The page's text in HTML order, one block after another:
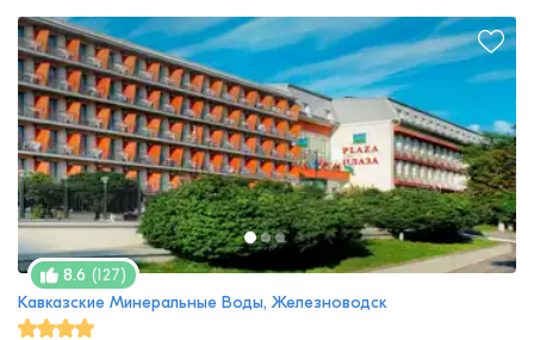
8.6 (127)
Кавказские Минеральные Воды, Железноводск